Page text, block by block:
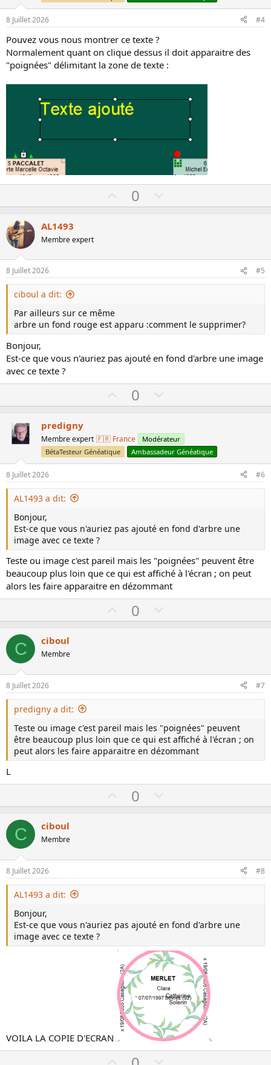
e o
t
8 Juillet 2026 #4
Pouvez vous nous montrer ce texte ?
Normalement quant on clique dessus il doit apparaitre des
"poignées" délimitant la zone de texte :
U
p
0
o
t
AL1493
Membre expert
8 Juillet 2026 #5
ciboul a dit:
Par ailleurs sur ce même
arbre un fond rouge est apparu :comment le supprimer?
Bonjour,
Est-ce que vous n'auriez pas ajouté en fond d'arbre une image
avec ce texte ?
U
p
o
t
e
0
o
n
v
o
t
predigny
Membre expert 🇫🇷 France
Modérateur
BétaTesteur Généatique
Ambassadeur Généatique
8 Juillet 2026 #6
AL1493 a dit:
Bonjour,
Est-ce que vous n'auriez pas ajouté en fond d'arbre une
image avec ce texte ?
Teste ou image c'est pareil mais les "poignées" peuvent être
beaucoup plus loin que ce qui est affiché à l'écran ; on peut
alors les faire apparaitre en dézommant
U
p
e
0
o
o
t
C ciboul
Membre
8 Juillet 2026 #7
predigny a dit:
Teste ou image c'est pareil mais les "poignées" peuvent
être beaucoup plus loin que ce qui est affiché à l'écran ; on
peut alors les faire apparaitre en dézommant
L
U
p
e
0
o
o
t
C ciboul
Membre
8 Juillet 2026 #8
AL1493 a dit:
Bonjour,
Est-ce que vous n'auriez pas ajouté en fond d'arbre une
image avec ce texte ?
VOILA LA COPIE D'ECRAN